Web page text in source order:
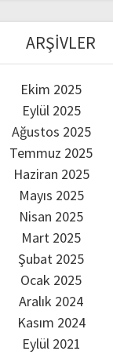
ARŞIVLER
Ekim 2025
Eylül 2025
Ağustos 2025
Temmuz 2025
Haziran 2025
Mayıs 2025
Nisan 2025
Mart 2025
Şubat 2025
Ocak 2025
Aralık 2024
Kasım 2024
Eylül 2021